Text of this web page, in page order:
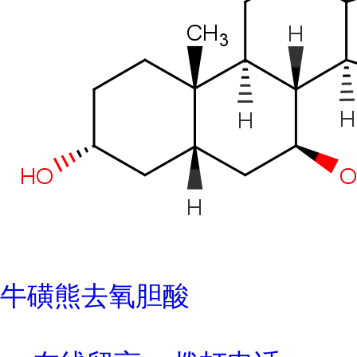
牛磺熊去氧胆酸